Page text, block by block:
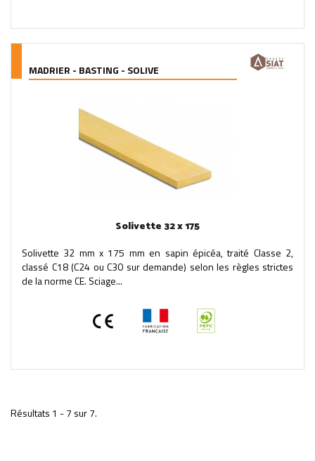
MADRIER - BASTING - SOLIVE
Solivette 32 x 175
Solivette 32 mm x 175 mm en sapin épicéa, traité Classe 2,
classé C18 (C24 ou C30 sur demande) selon les règles strictes
de la norme CE. Sciage...
Résultats 1 - 7 sur 7.